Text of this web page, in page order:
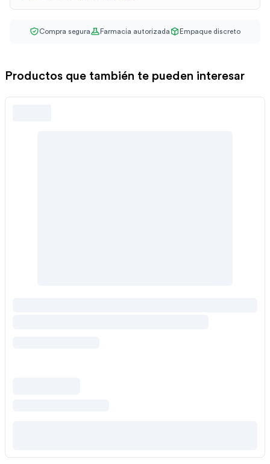
Compra segura Farmacia autorizada Empaque discreto
Productos que también te pueden interesar